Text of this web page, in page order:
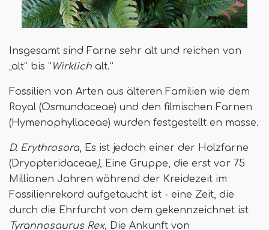
Insgesamt sind Farne sehr alt und reichen von
„alt“ bis “ Wirklich alt.”
Fossilien von Arten aus älteren Familien wie dem
Royal (Osmundaceae) und den filmischen Farnen
(Hymenophyllaceae) wurden festgestellt en masse.
D. Erythrosora, Es ist jedoch einer der Holzfarne
(Dryopteridaceae), Eine Gruppe, die erst vor 75
Millionen Jahren während der Kreidezeit im
Fossilienrekord aufgetaucht ist - eine Zeit, die
durch die Ehrfurcht von dem gekennzeichnet ist
Tyrannosaurus Rex, Die Ankunft von